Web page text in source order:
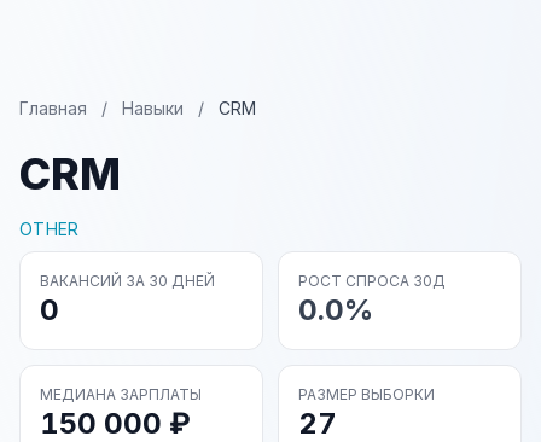
Главная / Навыки / CRM
CRM
OTHER
ВАКАНСИЙ ЗА 30 ДНЕЙ
0
РОСТ СПРОСА 30Д
0.0%
МЕДИАНА ЗАРПЛАТЫ
150 000 ₽
РАЗМЕР ВЫБОРКИ
27